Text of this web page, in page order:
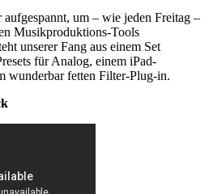
um – wie jeden Freitag –
Musikproduktions-Tools
unserer Fang aus einem Set
für Analog, einem iPad-
wunderbar fetten Filter-Plug-in.